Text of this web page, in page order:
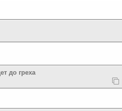
до греха